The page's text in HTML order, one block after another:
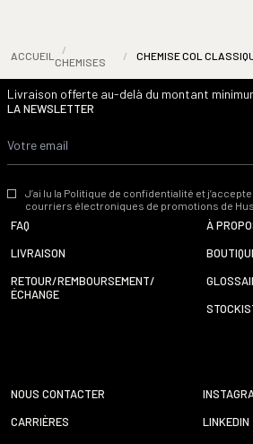
ACCUEIL
/
CHEMISES
/ CHEMISE COL CLASSIQUE
Livraison offerte au-delà du montant
LA NEWSLETTER
J’ai lu la Politique de confidentialité et
courriers électroniques de promotions de
FAQ
LIVRAISON
RETOUR/REMBOURSEMENT/
ÉCHANGE
À
NOUS CONTACTER
CARRIÈRES
LINKEDIN